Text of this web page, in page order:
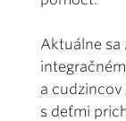
Aktuálne sa
a
s deťmi